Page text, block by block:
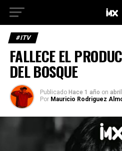
#ITV
FALLECE EL
DEL BOSQUE
Publicado Hace 1 año on
Por Mauricio Rodriguez